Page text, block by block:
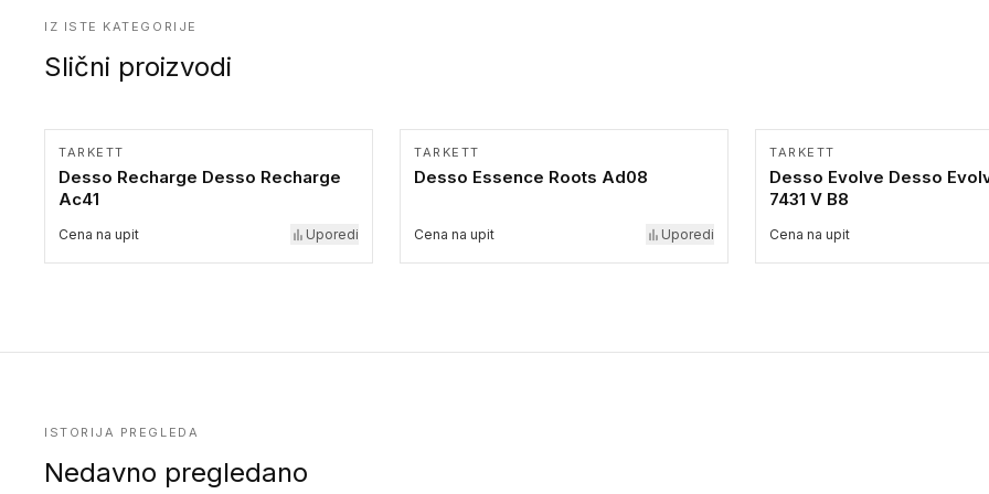
IZ ISTE KATEGORIJE
Slični proizvodi
TARKETT
Desso Recharge Desso Recharge
Ac41
Cena na upit Uporedi
TARKETT
Desso Essence Roots Ad08
Cena na upit Uporedi
TARKETT
Desso Evolve Desso
7431 V B8
Cena na upit
ISTORIJA PREGLEDA
Nedavno pregledano